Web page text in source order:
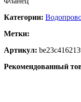
Категории:
Метки:
Артикул:
Рекомендованный